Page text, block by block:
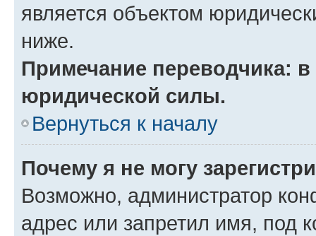
является объектом
ниже.
Примечание переводчика:
юридической силы.
Вернуться к началу
Почему я не могу
Возможно, администратор
адрес или запретил имя, под